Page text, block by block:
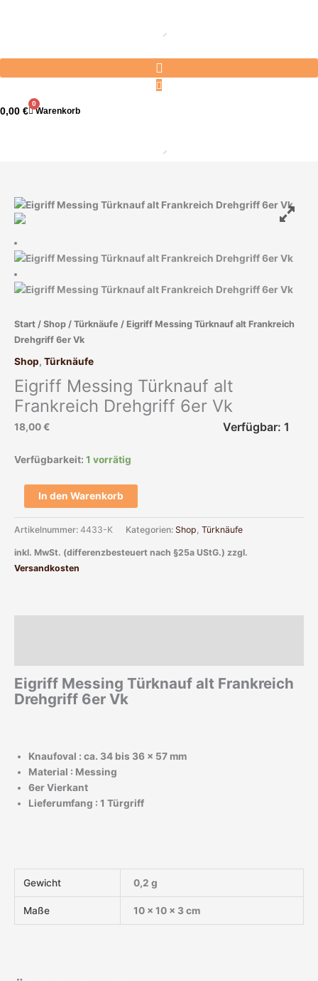
0,00 €
0
Warenkorb
Start / Shop / Türknäufe / Eigriff Messing Türknauf alt Frankreich
Drehgriff 6er Vk
Shop, Türknäufe
Eigriff Messing Türknauf alt
Frankreich Drehgriff 6er Vk
18,00€ Verfügbar: 1
Verfügbarkeit: 1 vorrätig
Eigriff
Messing
alt
Frankreich
Drehgriff
Menge
In den Warenkorb
Artikelnummer: 4433-K Kategorien: Shop, Türknäufe
inkl. MwSt. (differenzbesteuert nach §25a UStG.) zzgl.
Versandkosten
Eigriff Messing Türknauf alt Frankreich
Drehgriff 6er Vk
Knaufoval : ca. 34 bis 36 x 57 mm
Material : Messing
6er Vierkant
Lieferumfang : 1 Türgriff
Gewicht 0,2 g
Maße 10 × 10 × 3 cm